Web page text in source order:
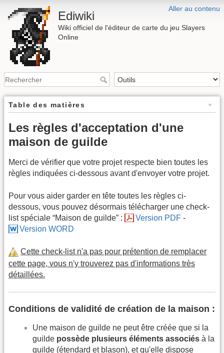
Aller au contenu
Ediwiki
Wiki officiel de l'éditeur de carte du jeu Slayers
Online
Table des matières
Les règles d'acceptation d'une
maison de guilde
Merci de vérifier que votre projet respecte bien toutes les
règles indiquées ci-dessous avant d'envoyer votre projet.
Pour vous aider garder en tête toutes les règles ci-
dessous, vous pouvez désormais télécharger une check-
list spéciale “Maison de guilde” :
Version PDF -
Version WORD
Cette check-list n'a pas pour prétention de remplacer
cette page, vous n'y trouverez pas d'informations très
détaillées.
Conditions de validité de création de la maison :
Une maison de guilde ne peut être créée que si la
guilde possède plusieurs éléments associés à la
guilde (étendard et blason), et qu'elle dispose